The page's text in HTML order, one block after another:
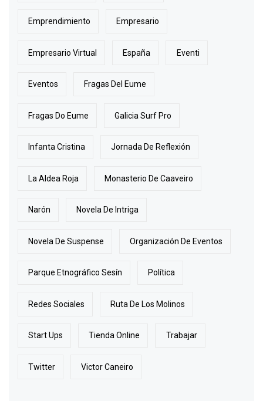
Emprendimiento Empresario
Empresario Virtual España Eventi
Eventos Fragas Del Eume
Fragas Do Eume Galicia Surf Pro
Infanta Cristina Jornada De Reflexión
La Aldea Roja Monasterio De Caaveiro
Narón Novela De Intriga
Novela De Suspense Organización De Eventos
Parque Etnográfico Sesín Política
Redes Sociales Ruta De Los Molinos
Start Ups Tienda Online Trabajar
Twitter Victor Caneiro